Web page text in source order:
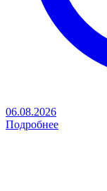
06.08.2026
Подробнее